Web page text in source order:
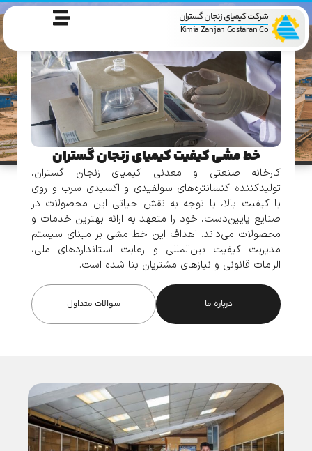
شرکت کیمیای زنجان گستران
Kimia Zanjan Gostaran Co
خط مشی کیفیت کیمیای زنجان گستران
کارخانه صنعتی و معدنی کیمیای زنجان گستران،
تولیدکننده کنسانتره‌های سولفیدی و اکسیدی سرب و روی
با کیفیت بالا، با توجه به نقش حیاتی این محصولات در
صنایع پایین‌دست، خود را متعهد به ارائه بهترین خدمات و
محصولات می‌داند. اهداف این خط مشی بر مبنای سیستم
مدیریت کیفیت بین‌المللی و رعایت استانداردهای ملی،
الزامات قانونی و نیازهای مشتریان بنا شده است.
درباره ما سوالات متداول